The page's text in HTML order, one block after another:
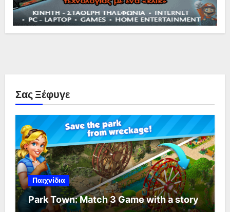
Σας Ξέφυγε
Παιχνίδια
Park Town: Match 3 Game with a story